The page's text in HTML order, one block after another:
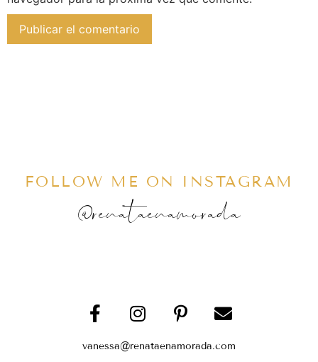
FOLLOW ME ON INSTAGRAM
@renataenamorada
vanessa@renataenamorada.com